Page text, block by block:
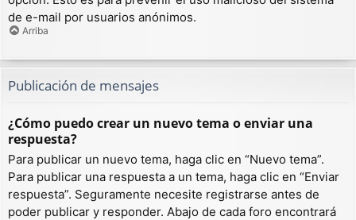
de e-mail por usuarios anónimos.
Arriba
Publicación de mensajes
¿Cómo puedo crear un nuevo tema o enviar una
respuesta?
Para publicar un nuevo tema, haga clic en “Nuevo tema”.
Para publicar una respuesta a un tema, haga clic en “Enviar
respuesta”. Seguramente necesite registrarse antes de
poder publicar y responder. Abajo de cada foro encontrará